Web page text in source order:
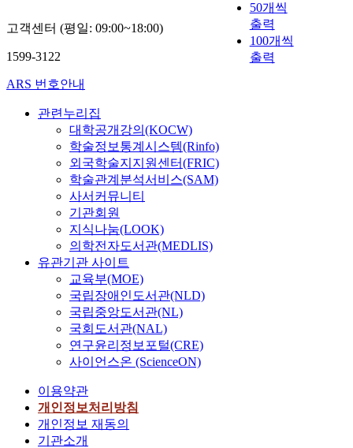
50개씩
출력
100개씩
출력
고객센터 (평일: 09:00~18:00)
1599-3122
ARS 번호안내
관련누리집
대학공개강의(KOCW)
학술정보통계시스템(Rinfo)
외국학술지지원센터(FRIC)
학술관계분석서비스(SAM)
사서커뮤니티
기관회원
지식나눔(LOOK)
의학전자도서관(MEDLIS)
유관기관 사이트
교육부(MOE)
국립장애인도서관(NLD)
국립중앙도서관(NL)
국회도서관(NAL)
연구윤리정보포털(CRE)
사이언스온 (ScienceON)
이용약관
개인정보처리방침
개인정보 재동의
기관소개